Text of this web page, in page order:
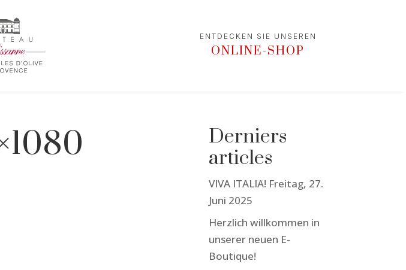
ENTDECKEN SIE UNSEREN
ONLINE-SHOP
Derniers
articles
VIVA ITALIA! Freitag, 27.
Juni 2025
Herzlich willkommen in
unserer neuen E-
Boutique!